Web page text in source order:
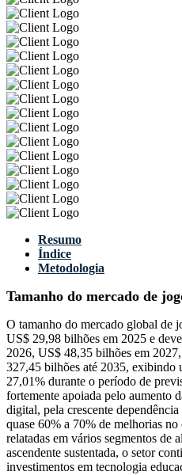
Resumo
Índice
Metodologia
Tamanho do mercado de
O tamanho do mercado global de
US$ 29,98 bilhões em 2025 e
2026, US$ 48,35 bilhões em
327,45 bilhões até 2035, exibindo
27,01% durante o período de
fortemente apoiada pelo aumento
digital, pela crescente
quase 60% a 70% de melhorias
relatadas em vários segmentos de
ascendente sustentada, o setor
investimentos em tecnologia